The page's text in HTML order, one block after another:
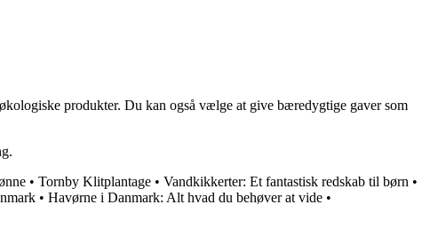
produkter. Du kan også vælge at give bæredygtige gaver som
• Tornby Klitplantage • Vandkikkerter: Et fantastisk redskab til børn •
• Havørne i Danmark: Alt hvad du behøver at vide •